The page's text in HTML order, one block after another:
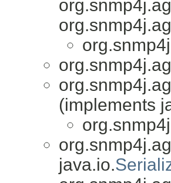
(implements
java.io.